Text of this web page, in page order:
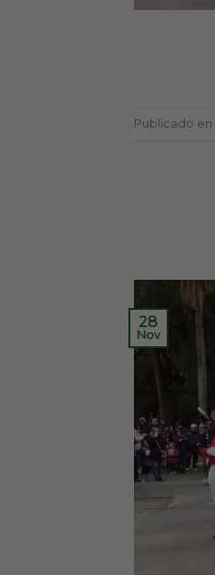
Publicado en
28
Nov